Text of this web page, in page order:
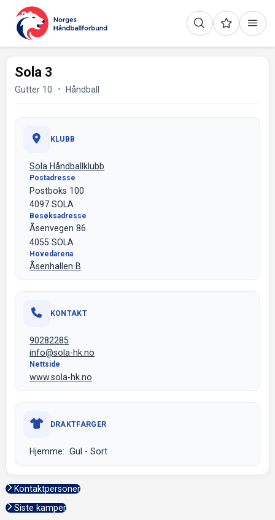
Sola 3
Gutter 10 Håndball
KLUBB
Sola Håndballklubb
Postadresse
Postboks 100
4097 SOLA
Besøksadresse
Åsenvegen 86
4055 SOLA
Hovedarena
Åsenhallen B
KONTAKT
90282285
info@sola-hk.no
Nettside
www.sola-hk.no
DRAKTFARGER
Hjemme: Gul - Sort
Kontaktpersoner
Siste kamper